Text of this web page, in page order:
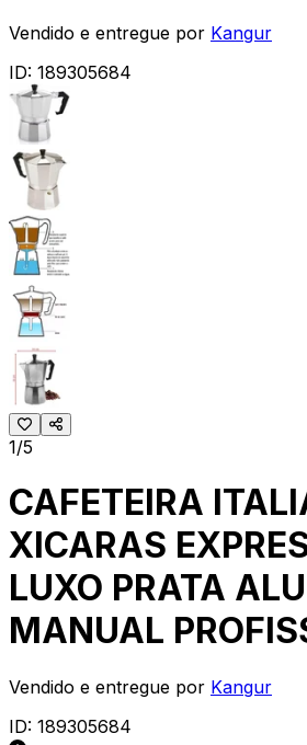
Vendido e entregue por Kangur
ID: 189305684
1/5
CAFETEIRA
XICARAS
LUXO PRATA
MANUAL
Vendido e entregue por Kangur
ID: 189305684